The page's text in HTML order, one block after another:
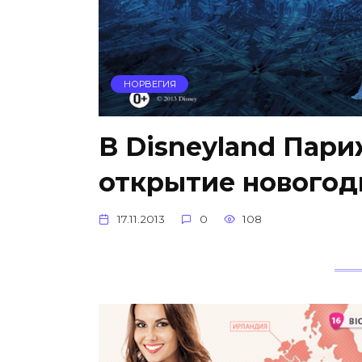
НОРВЕГИЯ
В Disneyland
открытие
17.11.2013 0 108